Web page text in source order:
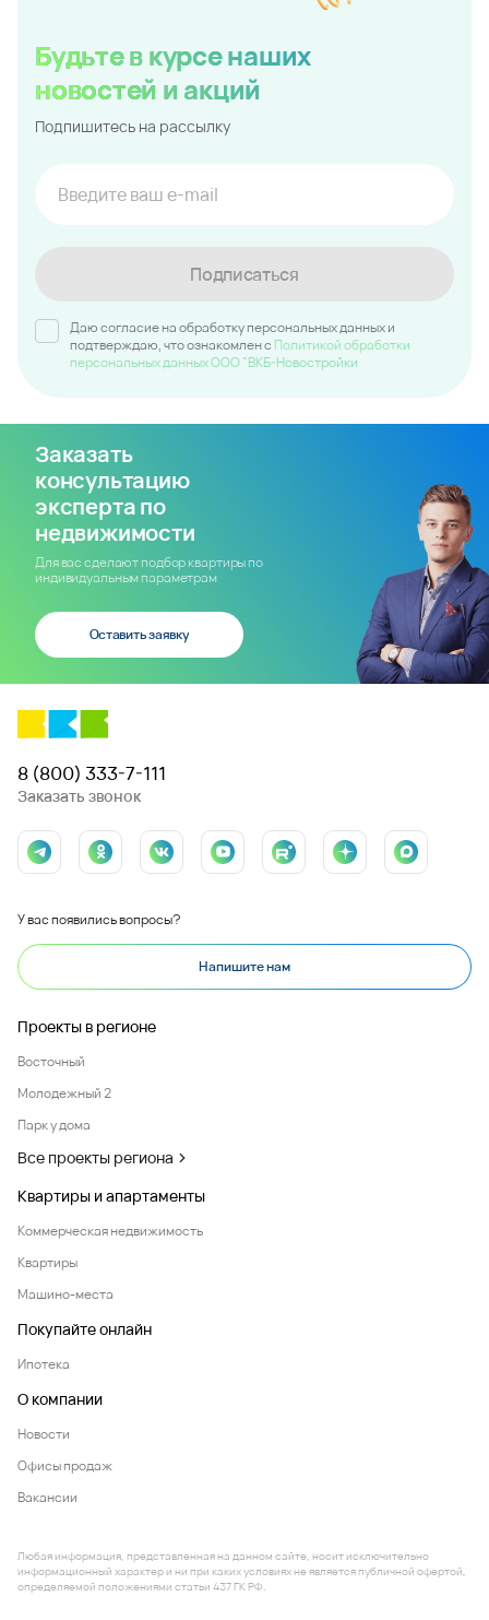
Будьте в курсе наших
новостей и акций
Подпишитесь на рассылку
Подписаться
Даю согласие на обработку персональных данных и
подтверждаю, что ознакомлен c Политикой обработки
персональных данных ООО "ВКБ-Новостройки
Заказать
консультацию
эксперта по
недвижимости
Для вас сделают подбор квартиры по
индивидуальным параметрам
Оставить заявку
8 (800) 333-7-111
Заказать звонок
У вас появились вопросы?
Напишите нам
Проекты в регионе
Восточный
Молодежный 2
Парк у дома
Все проекты региона
Квартиры и апартаменты
Коммерческая недвижимость
Квартиры
Машино-места
Покупайте онлайн
Ипотека
О компании
Новости
Офисы продаж
Вакансии
Любая информация, представленная на данном сайте, носит исключительно
информационный характер и ни при каких условиях не является публичной офертой,
определяемой положениями статьи 437 ГК РФ.